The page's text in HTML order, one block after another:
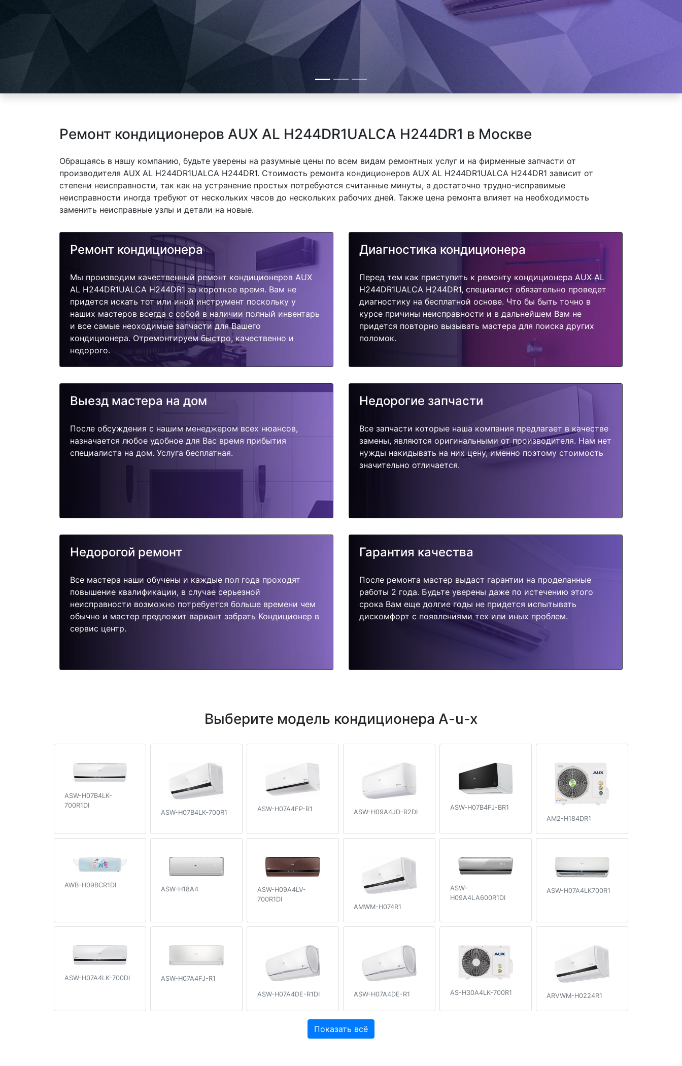
Ремонт кондиционеров AUX AL H244DR1UALCA H244DR1 в Москве
Обращаясь в нашу компанию, будьте уверены на разумные цены по всем видам ремонтных услуг и на фирменные запчасти от
производителя AUX AL H244DR1UALCA H244DR1. Стоимость ремонта кондиционеров AUX AL H244DR1UALCA H244DR1 зависит от
степени неисправности, так как на устранение простых потребуются считанные минуты, а достаточно трудно-исправимые
неисправности иногда требуют от нескольких часов до нескольких рабочих дней. Также цена ремонта влияет на необходимость
заменить неисправные узлы и детали на новые.
Ремонт кондиционера
Мы производим качественный ремонт кондиционеров AUX
AL H244DR1UALCA H244DR1 за короткое время. Вам не
придется искать тот или иной инструмент поскольку у
наших мастеров всегда с собой в наличии полный инвентарь
и все самые неоходимые запчасти для Вашего
кондиционера. Отремонтируем быстро, качественно и
недорого.
Диагностика кондиционера
Перед тем как приступить к ремонту кондиционера AUX AL
H244DR1UALCA H244DR1, специалист обязательно проведет
диагностику на бесплатной основе. Что бы быть точно в
курсе причины неисправности и в дальнейшем Вам не
придется повторно вызывать мастера для поиска других
поломок.
Выезд мастера на дом
После обсуждения с нашим менеджером всех нюансов,
назначается любое удобное для Вас время прибытия
специалиста на дом. Услуга бесплатная.
Недорогие запчасти
Все запчасти которые наша компания предлагает в качестве
замены, являются оригинальными от производителя. Нам нет
нужды накидывать на них цену, именно поэтому стоимость
значительно отличается.
Недорогой ремонт
Все мастера наши обучены и каждые пол года проходят
повышение квалификации, в случае серьезной
неисправности возможно потребуется больше времени чем
обычно и мастер предложит вариант забрать Кондиционер в
сервис центр.
Гарантия качества
После ремонта мастер выдаст гарантии на проделанные
работы 2 года. Будьте уверены даже по истечению этого
срока Вам еще долгие годы не придется испытывать
дискомфорт с появлениями тех или иных проблем.
Выберите модель кондиционера A-u-x
ASW-H07B4LK-
700R1DI
ASW-H07B4LK-700R1
ASW-H07A4FP-R1 ASW-H09A4JD-R2DI
ASW-H07B4FJ-BR1
AM2-H184DR1
AWB-H09BCR1DI
ASW-H18A4
ASW-H09A4LV-
700R1DI
AMWM-H074R1
ASW-
H09A4LA600R1DI
ASW-H07A4LK700R1
ASW-H07A4LK-700DI ASW-H07A4FJ-R1
ASW-H07A4DE-R1DI ASW-H07A4DE-R1 AS-H30A4LK-700R1 ARVWM-H0224R1
Показать всё